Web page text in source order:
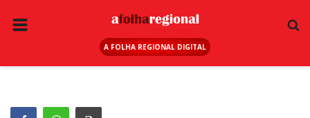
A FOLHA REGIONAL DIGITAL
ANUNCIE AQUI